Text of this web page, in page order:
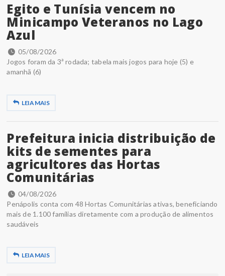
Egito e Tunísia vencem no
Minicampo Veteranos no Lago
Azul
05/08/2026
Jogos foram da 3ª rodada; tabela mais jogos para hoje (5) e
amanhã (6)
LEIA MAIS
Prefeitura inicia distribuição de
kits de sementes para
agricultores das Hortas
Comunitárias
04/08/2026
Penápolis conta com 48 Hortas Comunitárias ativas, beneficiando
mais de 1.100 famílias diretamente com a produção de alimentos
saudáveis
LEIA MAIS